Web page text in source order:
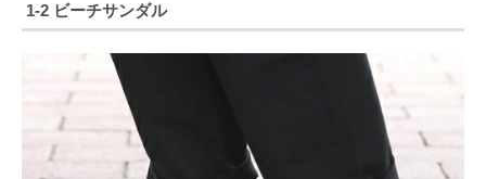
1-2 ビーチサンダル